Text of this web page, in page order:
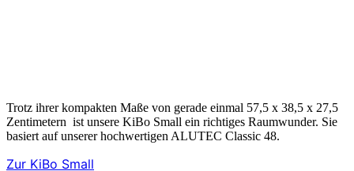
Trotz ihrer kompakten Maße von gerade einmal 57,5 x 38,5 x 27,5
Zentimetern ist unsere KiBo Small ein richtiges Raumwunder. Sie
basiert auf unserer hochwertigen ALUTEC Classic 48.
Zur KiBo Small